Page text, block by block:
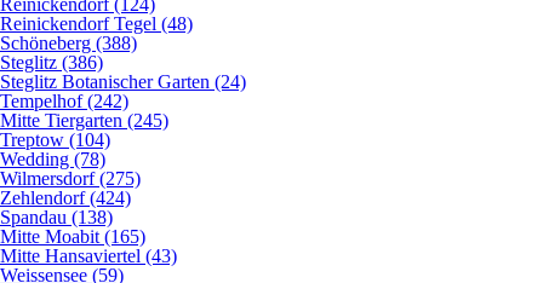
Reinickendorf (124)
Reinickendorf Tegel (48)
Schöneberg (388)
Steglitz (386)
Steglitz Botanischer Garten (24)
Tempelhof (242)
Mitte Tiergarten (245)
Treptow (104)
Wedding (78)
Wilmersdorf (275)
Zehlendorf (424)
Spandau (138)
Mitte Moabit (165)
Mitte Hansaviertel (43)
Weissensee (59)